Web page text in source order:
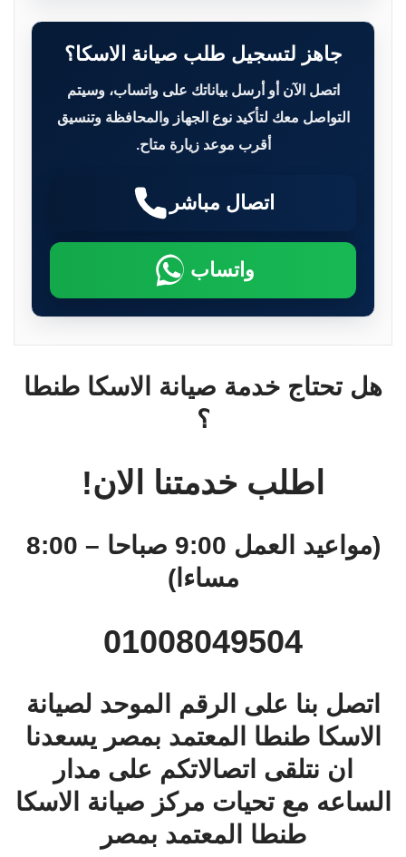
جاهز لتسجيل طلب صيانة الاسكا؟
اتصل الآن أو أرسل بياناتك على واتساب، وسيتم
التواصل معك لتأكيد نوع الجهاز والمحافظة وتنسيق
أقرب موعد زيارة متاح.
اتصال مباشر
واتساب
هل تحتاج خدمة صيانة الاسكا طنطا
؟
اطلب خدمتنا الان!
(مواعيد العمل 9:00 صباحا – 8:00
مساءا)
01008049504
اتصل بنا على الرقم الموحد لصيانة
الاسكا طنطا المعتمد بمصر يسعدنا
ان نتلقى اتصالاتكم على مدار
الساعه مع تحيات مركز صيانة الاسكا
طنطا المعتمد بمصر